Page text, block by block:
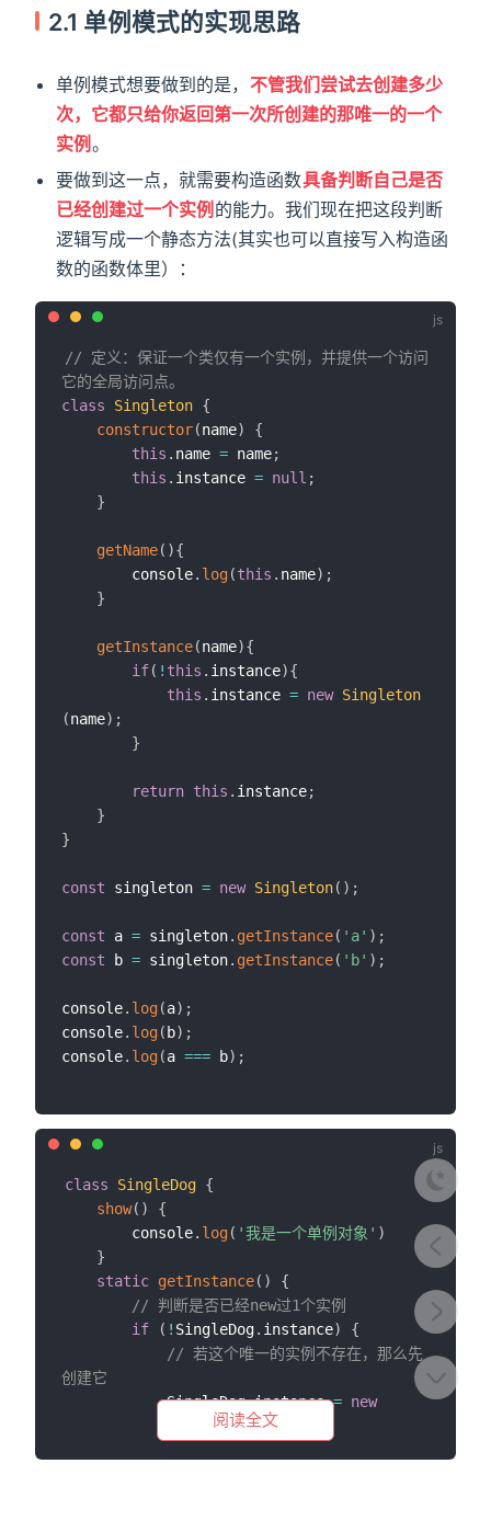
2.1 单例模式的实现思路
单例模式想要做到的是， 不管我们尝试去创建多少
次，它都只给你返回第一次所创建的那唯一的一个
实例 。
要做到这一点，就需要构造函数具备判断自己是否
已经创建过一个实例 的能力。我们现在把这段判断
逻辑写成一个静态方法(其实也可以直接写入构造函
数的函数体里）：
// 定义：保证一个类仅有一个实例，并提供一个访问
它的全局访问点。
class
Singleton {
constructor(name)
{
this . name = name;
this . instance = null ;
}
getName( ){
        console
. log(this . name) ;
}
getInstance(name){
if( ! this . instance){
this . instance = new Singleton
(name) ;
}
return this . instance;
}
}
const singleton = new Singleton( ) ;
const a = singleton. getInstance( 'a' ) ;
const b = singleton. getInstance( 'b' ) ;
console. log(a) ;
console. log( b) ;
console. log(a === b) ;
class SingleDog {
show( )
{
        console
. log( '我是一个单例对象' )
}
static getInstance( )
{
// 判断是否已经new过1个实例
if
( ! SingleDog. instance)
{
// 若这个唯一的实例不存在，那么先
创建它
            SingleDog
.instance = new
阅读全文